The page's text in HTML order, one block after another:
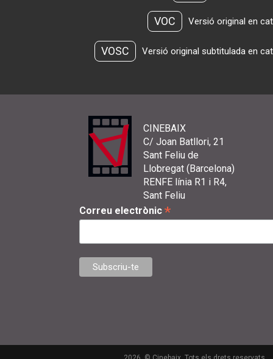
VOC Versió original en
VOSC Versió original subtitulada en
CINEBAIX
C/ Joan Batllori, 21
Sant Feliu de
Llobregat (Barcelona)
RENFE línia R1 i R4,
Sant Feliu
Correu electrònic *